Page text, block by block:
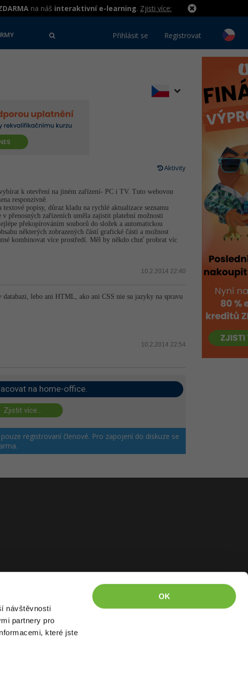
návštěvnosti
partnery pro
které jste
OK
na náš interaktivní e-learning. Zjisti více:
Přihlásit se Registrovat
Aktivity
k otevření na jiném zařízení- PC i TV. Tuto webovou
responzivně.
popisy, důraz kladu na rychlé aktualizace seznamu
přenosných zařízeních uměla zajistit platební možnosti
překopírováním souborů do složek a automatickou
některých zobrazených částí grafické části a možnost
kombinovat více prostředí. Měl by někdo chuť probrat víc
10.2.2014 22:40
databazi, lebo ani HTML, ako ani CSS nie su jazyky na spravu
10.2.2014 22:54
na home-office.
Zjistit více...
registrovaní členové. Pro zapojení do diskuze se